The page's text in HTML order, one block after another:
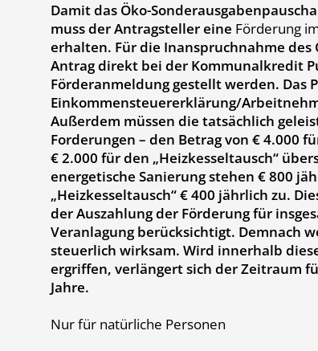
Damit das Öko-
muss der Antragsteller eine Förderung
erhalten. Für die Inanspruchnahme des
Antrag direkt bei der Kommunalkredit
Förderanmeldung gestellt werden. Das
Einkommensteuererklärung/
Außerdem müssen die tatsächlich
Forderungen – den Betrag von € 4.000
€ 2.000 für den „Heizkesseltausch“
energetische Sanierung stehen € 800
„Heizkesseltausch“ € 400 jährlich zu.
der Auszahlung der Förderung für
Veranlagung berücksichtigt. Demnach
steuerlich wirksam. Wird innerhalb
ergriffen, verlängert sich der Zeitraum
Jahre.
Nur für natürliche Personen